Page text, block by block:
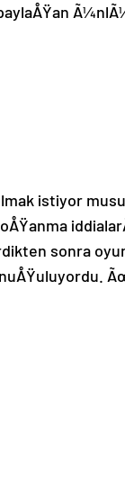
istiyor
sonra